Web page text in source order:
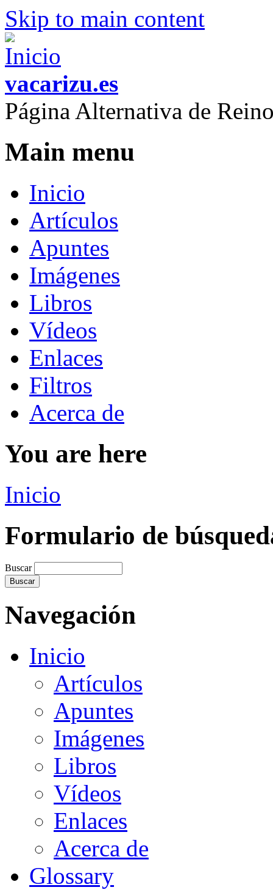
Skip to main content
vacarizu.es
Página Alternativa de
Main menu
Inicio
Artículos
Apuntes
Imágenes
Libros
Vídeos
Enlaces
Filtros
Acerca de
You are here
Inicio
Formulario de
Buscar
Navegación
Inicio
Artículos
Apuntes
Imágenes
Libros
Vídeos
Enlaces
Acerca de
Glossary